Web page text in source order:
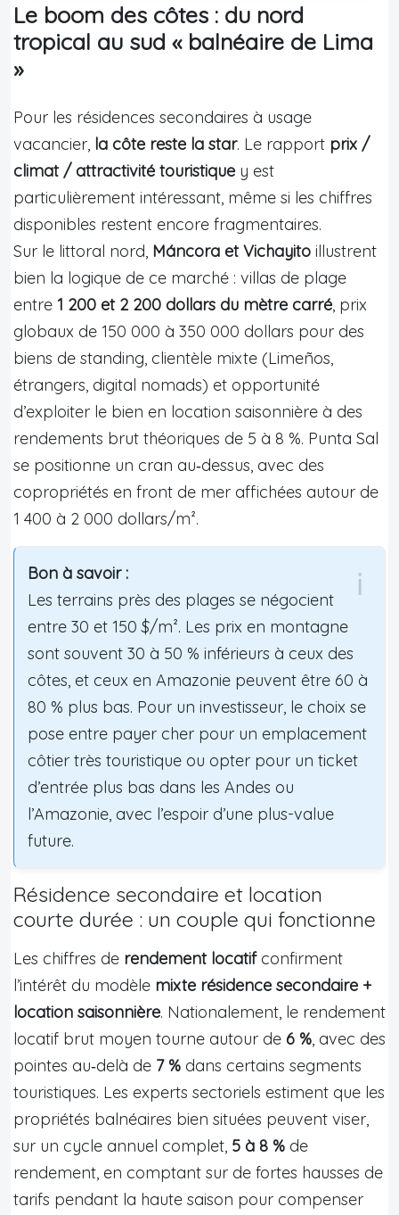
Le boom des côtes : du nord
tropical au sud « balnéaire de Lima
»
Pour les résidences secondaires à usage
vacancier, la côte reste la star. Le rapport prix /
climat / attractivité touristique y est
particulièrement intéressant, même si les chiffres
disponibles restent encore fragmentaires.
Sur le littoral nord, Máncora et Vichayito illustrent
bien la logique de ce marché : villas de plage
entre 1 200 et 2 200 dollars du mètre carré, prix
globaux de 150 000 à 350 000 dollars pour des
biens de standing, clientèle mixte (Limeños,
étrangers, digital nomads) et opportunité
d’exploiter le bien en location saisonnière à des
rendements brut théoriques de 5 à 8 %. Punta Sal
se positionne un cran au‑dessus, avec des
copropriétés en front de mer affichées autour de
1 400 à 2 000 dollars/m².
Bon à savoir :
Les terrains près des plages se négocient
entre 30 et 150 $/m². Les prix en montagne
sont souvent 30 à 50 % inférieurs à ceux des
côtes, et ceux en Amazonie peuvent être 60 à
80 % plus bas. Pour un investisseur, le choix se
pose entre payer cher pour un emplacement
côtier très touristique ou opter pour un ticket
d’entrée plus bas dans les Andes ou
l’Amazonie, avec l’espoir d’une plus-value
future.
Résidence secondaire et location
courte durée : un couple qui fonctionne
Les chiffres de rendement locatifconfirment
l’intérêt du modèle mixte résidence secondaire +
location saisonnière. Nationalement, le rendement
locatif brut moyen tourne autour de 6 %, avec des
pointes au‑delà de 7 % dans certains segments
touristiques. Les experts sectoriels estiment que les
propriétés balnéaires bien situées peuvent viser,
sur un cycle annuel complet, 5 à 8 % de
rendement, en comptant sur de fortes hausses de
tarifs pendant la haute saison pour compenser